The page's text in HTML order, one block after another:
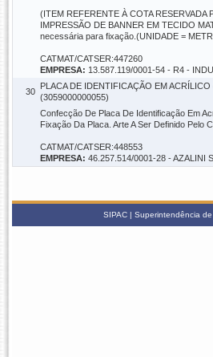
(ITEM REFERENTE À COTA RESERVADA
IMPRESSÃO DE BANNER EM TECIDO
necessária para fixação.(UNIDADE =
CATMAT/CATSER:447260
EMPRESA: 13.587.119/0001-54 - R4 -
30
PLACA DE IDENTIFICAÇÃO EM
(3059000000055)
Confecção De Placa De Identificação Em
Fixação Da Placa. Arte A Ser Definido Pelo
CATMAT/CATSER:448553
EMPRESA: 46.257.514/0001-28 - AZALINI
SIPAC | Superintendência